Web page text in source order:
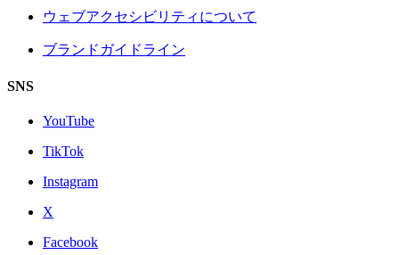
ウェブアクセシビリティについて
ブランドガイドライン
SNS
YouTube
TikTok
Instagram
X
Facebook